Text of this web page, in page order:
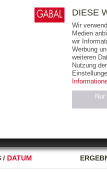
/ DATUM
E-BOOKS
DIESE
Wir
Medien
wir
Werbung
weiteren
Nutzung
Name
CMS_SESSION_ID